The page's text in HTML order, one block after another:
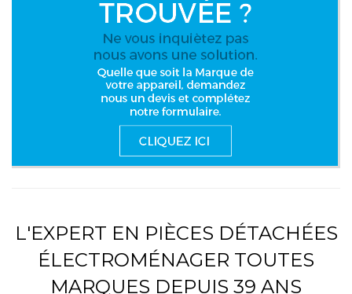
L'EXPERT EN PIÈCES DÉTACHÉES
ÉLECTROMÉNAGER TOUTES
MARQUES DEPUIS 39 ANS